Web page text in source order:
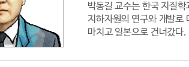
박동길 교수는 한국 지질
지하자원의 연구와 개발로
마치고 일본으로 건너갔다